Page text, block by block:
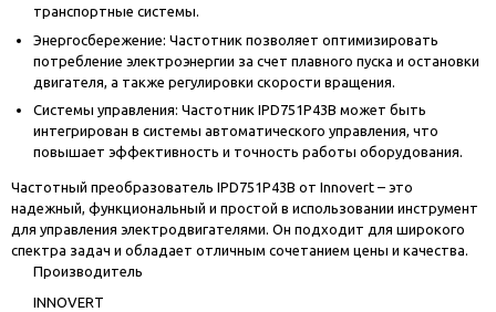
транспортные системы.
Энергосбережение: Частотник позволяет оптимизировать
потребление электроэнергии за счет плавного пуска и остановки
двигателя, а также регулировки скорости вращения.
Системы управления: Частотник IPD751P43B может быть
интегрирован в системы автоматического управления, что
повышает эффективность и точность работы оборудования.
Частотный преобразователь IPD751P43B от Innovert – это
надежный, функциональный и простой в использовании инструмент
для управления электродвигателями. Он подходит для широкого
спектра задач и обладает отличным сочетанием цены и качества.
Производитель
INNOVERT